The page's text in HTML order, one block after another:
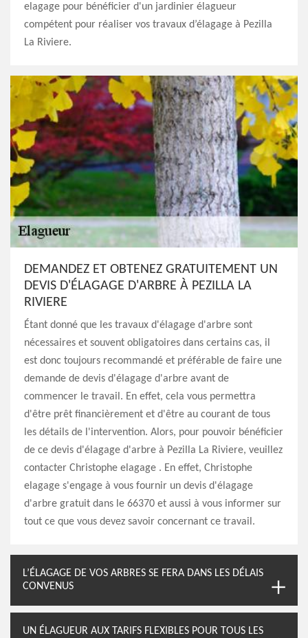
elagage pour bénéficier d'un jardinier élagueur
compétent pour réaliser vos travaux d’élagage à Pezilla
La Riviere.
DEMANDEZ ET OBTENEZ GRATUITEMENT UN
DEVIS D'ÉLAGAGE D'ARBRE À PEZILLA LA
RIVIERE
Étant donné que les travaux d'élagage d'arbre sont
nécessaires et souvent obligatoires dans certains cas, il
est donc toujours recommandé et préférable de faire une
demande de devis d'élagage d'arbre avant de
commencer le travail. En effet, cela vous permettra
d'être prêt financièrement et d'être au courant de tous
les détails de l'intervention. Alors, pour pouvoir bénéficier
de ce devis d'élagage d'arbre à Pezilla La Riviere, veuillez
contacter Christophe elagage . En effet, Christophe
elagage s'engage à vous fournir un devis d'élagage
d'arbre gratuit dans le 66370 et aussi à vous informer sur
tout ce que vous devez savoir concernant ce travail.
L’ÉLAGAGE DE VOS ARBRES SE FERA DANS LES DÉLAIS
CONVENUS
UN ÉLAGUEUR AUX TARIFS FLEXIBLES POUR TOUS LES